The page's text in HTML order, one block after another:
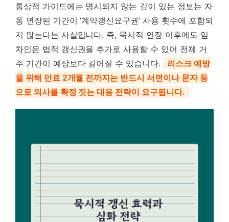
통상적 가이드에는 명시되지 않는 깊이 있는 정보는 자
동 연장된 기간이 ‘계약갱신요구권’ 사용 횟수에 포함되
지 않는다는 사실입니다. 즉, 묵시적 연장 이후에도 임
차인은 법적 갱신권을 추가로 사용할 수 있어 전체 거
주 기간이 예상보다 길어질 수 있습니다.
리스크 예방
을 위해 만료 2개월 전까지는 반드시 서면이나 문자 등
으로 의사를 확정 짓는 대응 전략이 요구됩니다.